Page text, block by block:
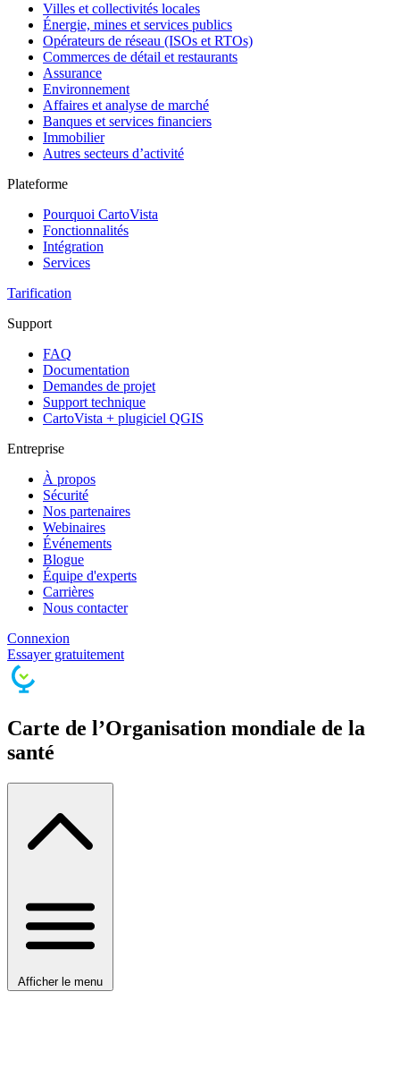
Villes et collectivités locales
Énergie, mines et services publics
Opérateurs de réseau (ISOs et RTOs)
Commerces de détail et restaurants
Assurance
Environnement
Affaires et analyse de marché
Banques et services financiers
Immobilier
Autres secteurs d’activité
Plateforme
Pourquoi CartoVista
Fonctionnalités
Intégration
Services
Tarification
Support
FAQ
Documentation
Demandes de projet
Support technique
CartoVista + plugiciel QGIS
Entreprise
À propos
Sécurité
Nos partenaires
Webinaires
Événements
Blogue
Équipe d'experts
Carrières
Nous contacter
Connexion
Essayer gratuitement
Carte de l’Organisation mondiale de la
santé
Afficher le menu